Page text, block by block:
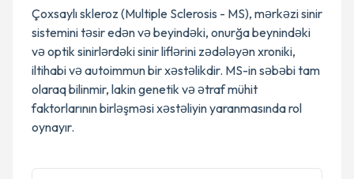
Çoxsaylı skleroz (Multiple Sclerosis - MS), mərkəzi sinir
sistemini təsir edən və beyindəki, onurğa beynindəki
və optik sinirlərdəki sinir liflərini zədələyən xroniki,
iltihabi və autoimmun bir xəstəlikdir. MS-in səbəbi tam
olaraq bilinmir, lakin genetik və ətraf mühit
faktorlarının birləşməsi xəstəliyin yaranmasında rol
oynayır.